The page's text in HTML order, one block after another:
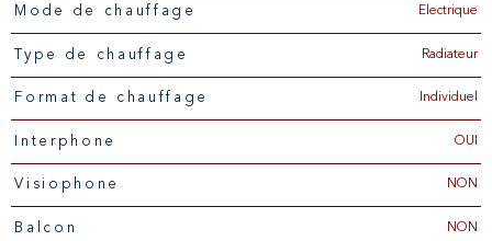
Mode de chauffage Electrique
Type de chauffage Radiateur
Format de chauffage Individuel
Interphone OUI
Visiophone NON
Balcon NON